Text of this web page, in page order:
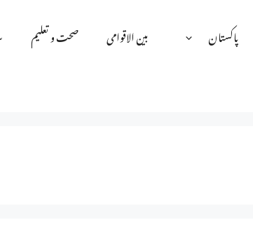
پاکستان بین الاقوامی صحت و تعلیم